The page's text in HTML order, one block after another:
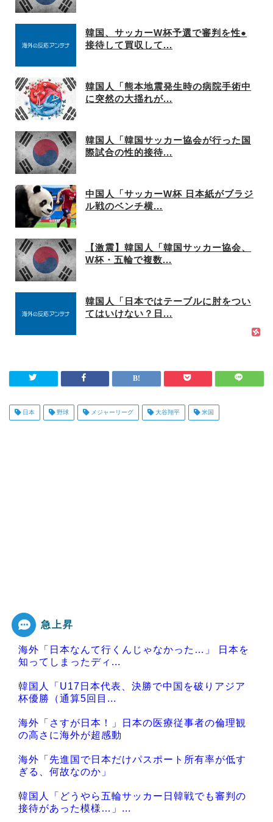
韓国、サッカーW杯予選で審判を性●
接待して買収して...
韓国人「熊本地震発生時の病院手術中
に突然の大揺れが...
韓国人「韓国サッカー協会が行った国
際試合の性的接待...
中国人「サッカーW杯 日本紙がブラジ
ル戦のベンチ横...
【激震】韓国人「韓国サッカー協会、
W杯・五輪で複数...
韓国人「日本ではテーブルに肘をつい
てはいけない？日...
日本 野球 メジャーリーグ 大谷翔平 米国
急上昇
海外「日本なんて行くんじゃなかった…」 日本を
知ってしまったディ...
韓国人「U17日本代表、決勝で中国を破りアジア
杯優勝（通算5回目...
海外「さすが日本！」日本の医療従事者の倫理観
の高さに海外が超感動
海外「先進国で日本だけパスポート所有率が低す
ぎる、何故なのか」
韓国人「どうやら五輪サッカー日韓戦でも審判の
接待があった模様…」...